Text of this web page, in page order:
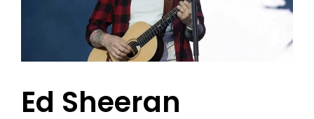
Ed Sheeran